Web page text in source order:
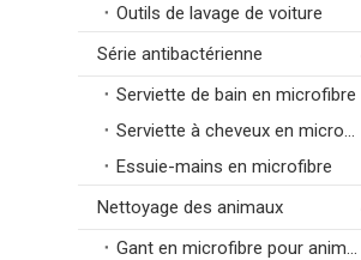
Outils de lavage de voiture
Série antibactérienne
Serviette de bain en microfibre
Serviette à cheveux en microfibre
Essuie-mains en microfibre
Nettoyage des animaux
Gant en microfibre pour animaux de compagnie